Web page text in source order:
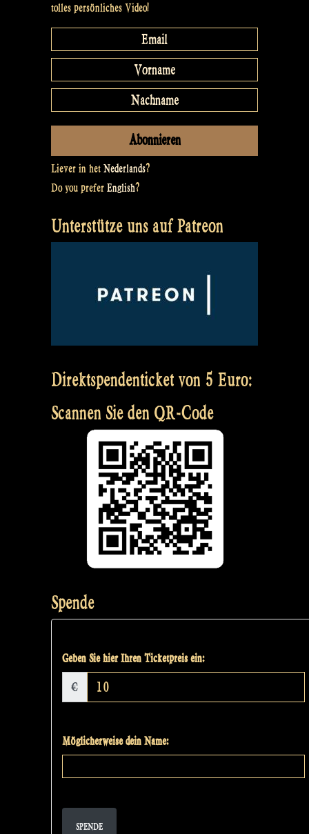
tolles persönliches Video!
Liever in het Nederlands?
Do you prefer English?
Unterstütze uns auf Patreon
Direktspendenticket von 5 Euro:
Scannen Sie den QR-Code
Spende
Geben Sie hier Ihren Ticketpreis ein:
€
Möglicherweise dein Name:
SPENDE